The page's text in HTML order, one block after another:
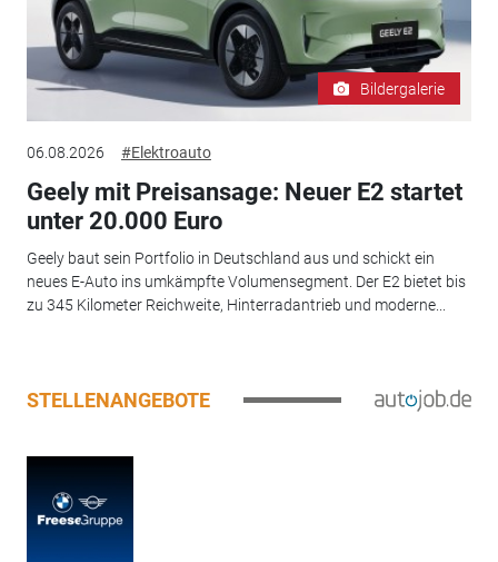
Bildergalerie
06.08.2026 #Elektroauto
Geely mit Preisansage: Neuer E2 startet
unter 20.000 Euro
Geely baut sein Portfolio in Deutschland aus und schickt ein
neues E-Auto ins umkämpfte Volumensegment. Der E2 bietet bis
zu 345 Kilometer Reichweite, Hinterradantrieb und moderne...
STELLENANGEBOTE